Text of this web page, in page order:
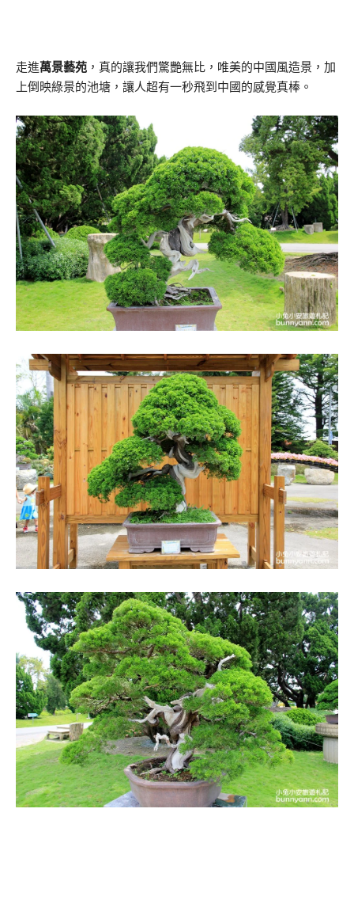
走進萬景藝苑 ，真的讓我們驚艷無比，唯美的中國風造景，加
上倒映綠景的池塘，讓人超有一秒飛到中國的感覺真棒。